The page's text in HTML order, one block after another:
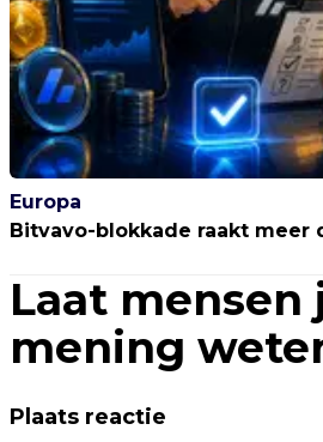
Europa
Bitvavo-blokkade raakt meer
Laat mensen
mening
Plaats reactie